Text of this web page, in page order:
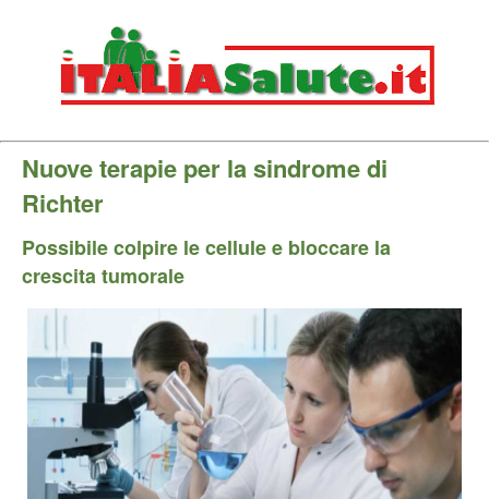
Nuove terapie per la sindrome di
Richter
Possibile colpire le cellule e bloccare la
crescita tumorale